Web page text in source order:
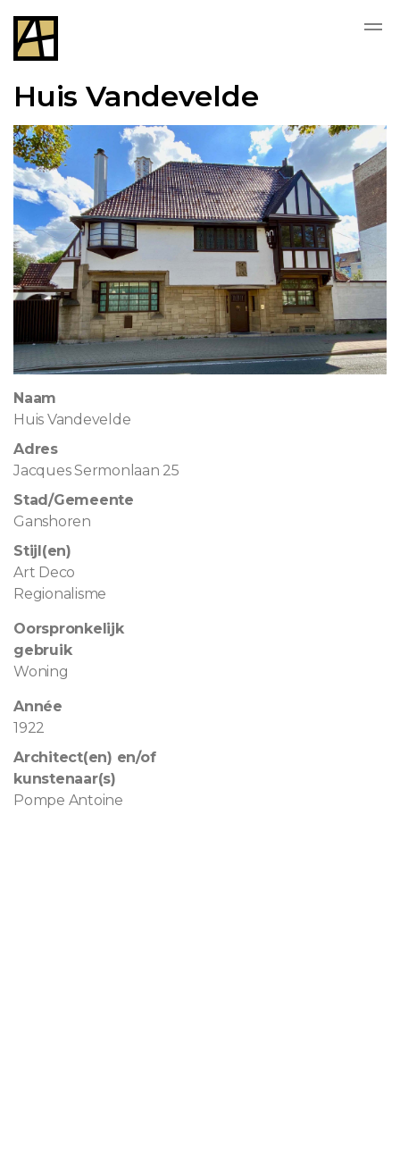
Huis Vandevelde
Naam
Huis Vandevelde
Adres
Jacques Sermonlaan 25
Stad/Gemeente
Ganshoren
Stijl(en)
Art Deco
Regionalisme
Oorspronkelijk
gebruik
Woning
Année
1922
Architect(en) en/of
kunstenaar(s)
Pompe Antoine